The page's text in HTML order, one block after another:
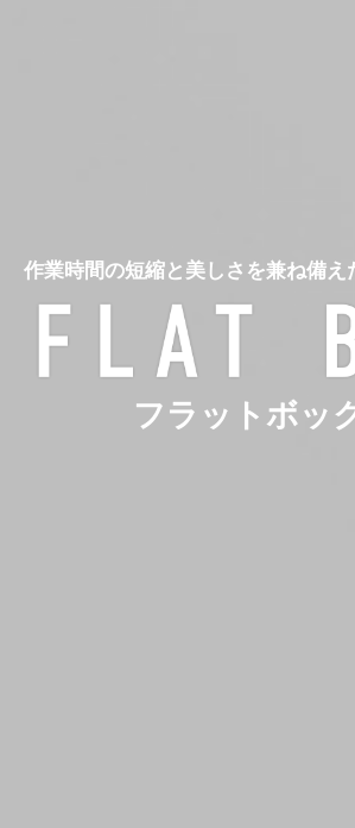
作業時間の短縮と美しさを兼ね備え
フラットボッ